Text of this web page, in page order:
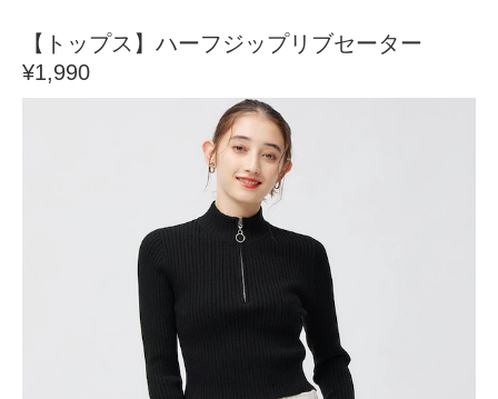
【トップス】ハーフジップリブセーター
¥1,990